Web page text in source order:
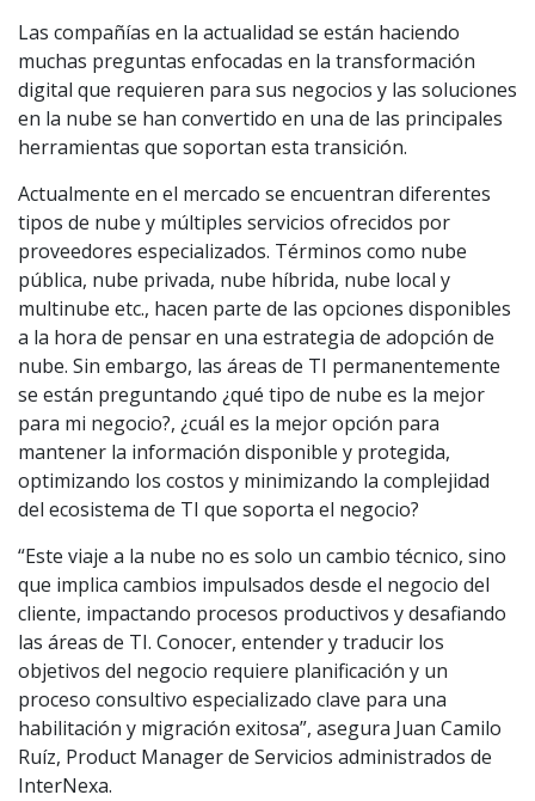
Las compañías en la actualidad se están haciendo
muchas preguntas enfocadas en la transformación
digital que requieren para sus negocios y las soluciones
en la nube se han convertido en una de las principales
herramientas que soportan esta transición.
Actualmente en el mercado se encuentran diferentes
tipos de nube y múltiples servicios ofrecidos por
proveedores especializados. Términos como nube
pública, nube privada, nube híbrida, nube local y
multinube etc., hacen parte de las opciones disponibles
a la hora de pensar en una estrategia de adopción de
nube. Sin embargo, las áreas de TI permanentemente
se están preguntando ¿qué tipo de nube es la mejor
para mi negocio?, ¿cuál es la mejor opción para
mantener la información disponible y protegida,
optimizando los costos y minimizando la complejidad
del ecosistema de TI que soporta el negocio?
“Este viaje a la nube no es solo un cambio técnico, sino
que implica cambios impulsados desde el negocio del
cliente, impactando procesos productivos y desafiando
las áreas de TI. Conocer, entender y traducir los
objetivos del negocio requiere planificación y un
proceso consultivo especializado clave para una
habilitación y migración exitosa”, asegura Juan Camilo
Ruíz, Product Manager de Servicios administrados de
InterNexa.